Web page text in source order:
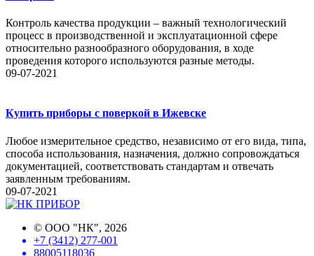
Контроль качества продукции – важный технологический
процесс в производственной и эксплуатационной сфере
относительно разнообразного оборудования, в ходе
проведения которого используются разные методы.
09-07-2021
Купить приборы с поверкой в Ижевске
Любое измерительное средство, независимо от его вида, типа,
способа использования, назначения, должно сопровождаться
документацией, соответствовать стандартам и отвечать
заявленным требованиям.
09-07-2021
© ООО "НК", 2026
+7 (3412) 277-001
88005118036